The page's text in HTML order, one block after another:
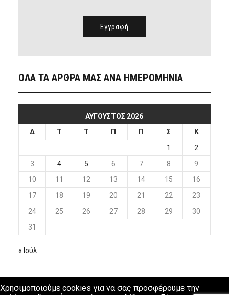
ΟΛΑ ΤΑ ΑΡΘΡΑ ΜΑΣ ΑΝΑ ΗΜΕΡΟΜΗΝΙΑ
ΑΎΓΟΥΣΤΟΣ 2026
Δ
Τ Τ Π Π Σ
Κ
1
2
3
4 5 6 7 8
9
10
11 12 13 14 15
16
17
18 19 20 21 22
23
24
25 26 27 28 29
30
31
« Ιούλ
Χρησιμοποιούμε cookies για να σας προσφέρουμε την